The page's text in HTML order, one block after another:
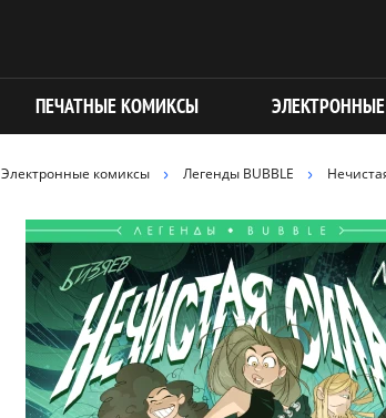
ПЕЧАТНЫЕ КОМИКСЫ
Электронные комиксы Легенды BUBBLE